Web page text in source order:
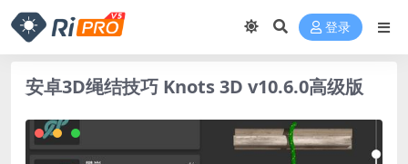
登录
安卓3D绳结技巧 Knots 3D v10.6.0高级版